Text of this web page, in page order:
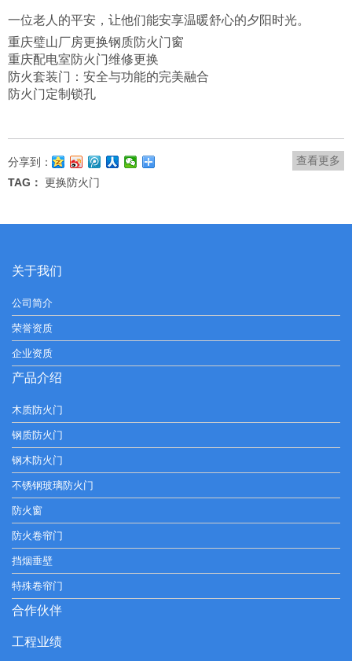
一位老人的平安，让他们能安享温暖舒心的夕阳时光。
重庆璧山厂房更换钢质防火门窗
重庆配电室防火门维修更换
防火套装门：安全与功能的完美融合
防火门定制锁孔
查看更多
分享到：
TAG： 更换防火门
关于我们
公司简介
荣誉资质
企业资质
产品介绍
木质防火门
钢质防火门
钢木防火门
不锈钢玻璃防火门
防火窗
防火卷帘门
挡烟垂壁
特殊卷帘门
合作伙伴
工程业绩